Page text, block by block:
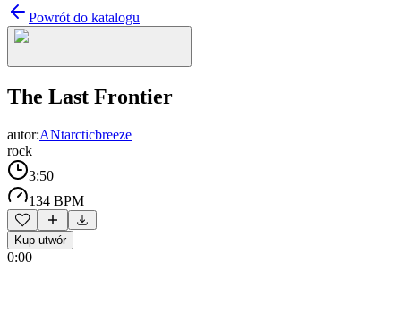
Powrót do katalogu
The Last Frontier
autor:ANtarcticbreeze
rock
3:50
134 BPM
Kup utwór
0:00